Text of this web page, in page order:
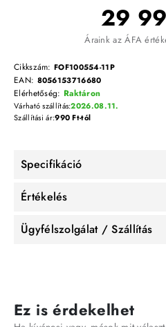
29
Áraink az ÁFA
Cikkszám: FOF100554-11P
EAN: 8056153716680
Elérhetőség: Raktáron
Várható szállítás:2026.08.11.
Szállítási ár:990 Ft-tól
Specifikáció
Értékelés
Ügyfélszolgálat / Szállítás
Ez is érdekelhet